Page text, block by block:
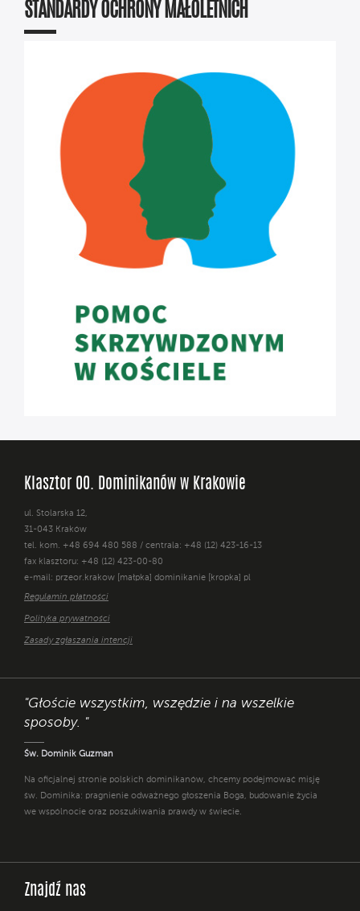
STANDARDY OCHRONY MAŁOLETNICH
Klasztor OO. Dominikanów w Krakowie
ul. Stolarska 12,
31-043 Kraków
tel. kom. +48 694 480 588 / centrala: +48 (12) 423-16-13
fax klasztoru: +48 (12) 423-00-80
e-mail: przeor.krakow [małpka] dominikanie [kropka] pl
Regulamin płatności
Polityka prywatności
Zasady zgłaszania intencji
"Głoście wszystkim, wszędzie i na wszelkie
sposoby. "
Św. Dominik Guzman
Na oficjalnej stronie polskich dominikanów, chcemy podejmować misję
św. Dominika: pragnienie odważnego głoszenia Boga, budowanie życia
we wspólnocie oraz poszukiwania prawdy w świecie.
Znajdź nas